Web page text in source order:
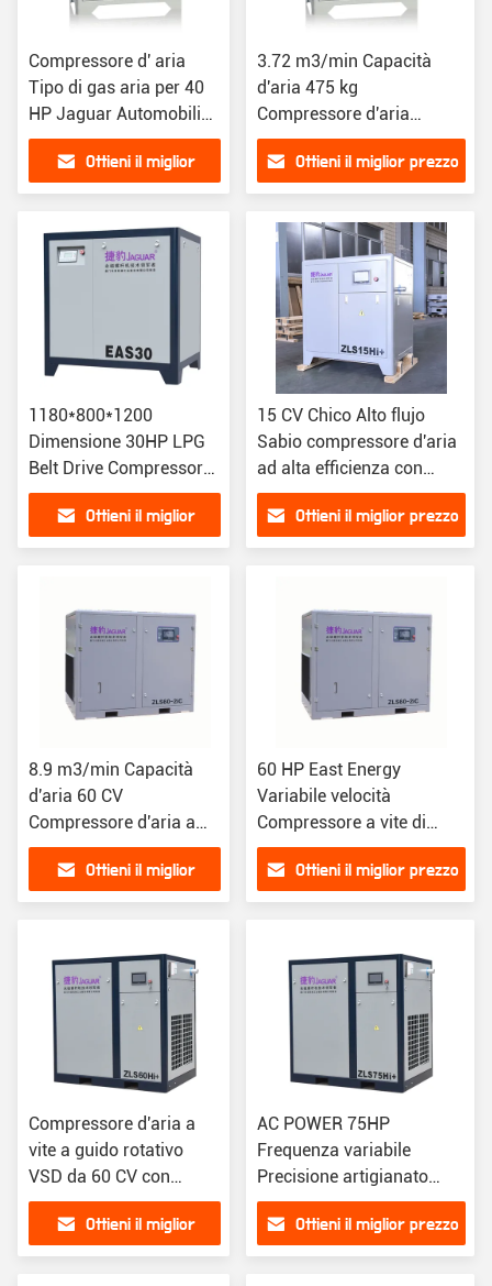
Compressore d' aria
Tipo di gas aria per 40
HP Jaguar Automobili
artigianali 1250 * 800 *
1300
Ottieni il miglior
3.72 m3/min Capacità
d'aria 475 kg
Compressore d'aria
coassiale per impianti di
condizionamento d'aria da
30 CV
Ottieni il miglior prezzo
1180*800*1200
Dimensione 30HP LPG
Belt Drive Compressore
d'aria per attrezzature
industriali a 8 bar
Ottieni il miglior
15 CV Chico Alto flujo
Sabio compressore d'aria
ad alta efficienza con
supporto in linea
Ottieni il miglior prezzo
8.9 m3/min Capacità
d'aria 60 CV
Compressore d'aria a
vite a due fasi
Ottieni il miglior
60 HP East Energy
Variabile velocità
Compressore a vite di
vernice per alimenti e
bevande Negozi energia
Ottieni il miglior prezzo
Compressore d'aria a
vite a guido rotativo
VSD da 60 CV con
pressione e prestazioni
durevoli di 8 bar
Ottieni il miglior
AC POWER 75HP
Frequenza variabile
Precisione artigianato
Compressore d'aria a vite
facile da usare
Ottieni il miglior prezzo